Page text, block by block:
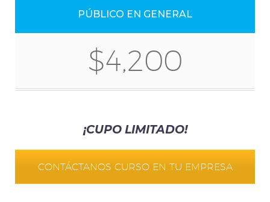
PÚBLICO EN GENERAL
$4,200
¡CUPO LIMITADO!
CONTÁCTANOS CURSO EN TU EMPRESA